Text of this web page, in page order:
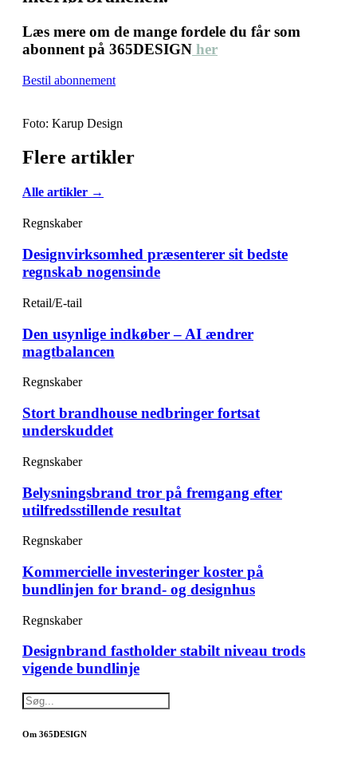
Læs mere om de mange fordele du får som
abonnent på 365DESIGN her
Bestil abonnement
Foto: Karup Design
Flere artikler
Alle artikler →
Regnskaber
Designvirksomhed præsenterer sit bedste
regnskab nogensinde
Retail/E-tail
Den usynlige indkøber – AI ændrer
magtbalancen
Regnskaber
Stort brandhouse nedbringer fortsat
underskuddet
Regnskaber
Belysningsbrand tror på fremgang efter
utilfredsstillende resultat
Regnskaber
Kommercielle investeringer koster på
bundlinjen for brand- og designhus
Regnskaber
Designbrand fastholder stabilt niveau trods
vigende bundlinje
Om 365DESIGN